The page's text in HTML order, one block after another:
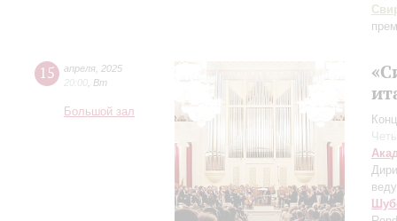
15 апреля 2025
20:00 Вт
Большой зал